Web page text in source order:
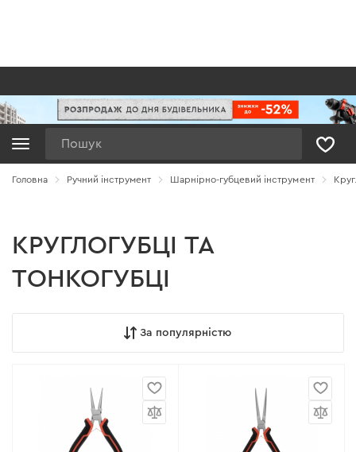
Головна Ручний інструмент Шарнірно-губцевий інструмент
КРУГЛОГУБЦІ ТА
ТОНКОГУБЦІ
За популярністю